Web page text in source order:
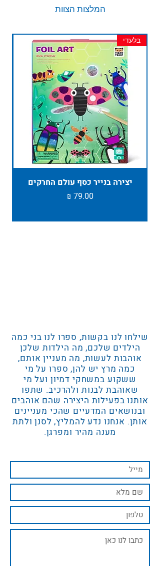
המלצות הצוות
בלעדי
יצירה בנייר כסף עולם החרקים
מחיר
שילחו לנו בקשות, ספרו לנו בני כמה
הילדים שלכם, מה הילדות שלכן
אוהבות לעשות, מה מעניין אותם,
כמה מרץ יש להן, ספרו על מי
ששקוע במשחקי דמיון ועל מי
שאוהבת לבנות ולהרכיב. שתפו
אותנו בפעילות היצירה שהם אוהבים
ובנושאים המדעיים שהכי מעניינים
אותן. אנחנו נדע להמליץ, לסנן ולתת
מענה מהיר ומפרגן.